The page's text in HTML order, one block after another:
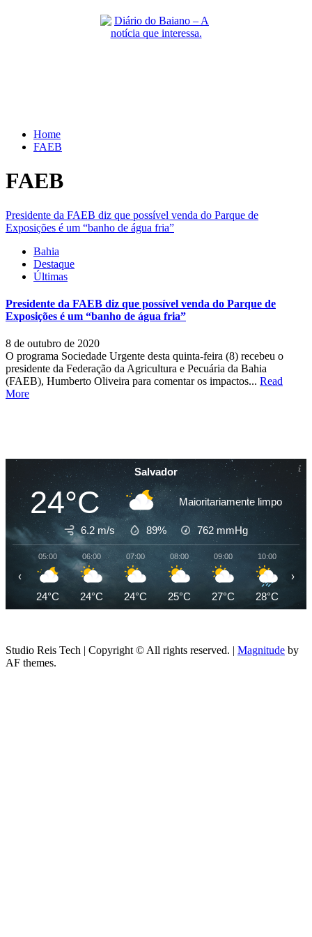
Home
FAEB
FAEB
Presidente da FAEB diz que possível venda do Parque de
Exposições é um “banho de água fria”
Bahia
Destaque
Últimas
Presidente da FAEB diz que possível venda do Parque de
Exposições é um “banho de água fria”
8 de outubro de 2020
O programa Sociedade Urgente desta quinta-feira (8) recebeu o
presidente da Federação da Agricultura e Pecuária da Bahia
(FAEB), Humberto Oliveira para comentar os impactos... Read
More
Salvador
24°C Maioritariamente limpo
6.2 m/s 89% 762 mmHg
05:00
24°C
06:00
24°C
07:00
24°C
08:00
25°C
09:00
27°C
10:00
28°C
‹ ›
Studio Reis Tech | Copyright © All rights reserved. | Magnitude by
AF themes.